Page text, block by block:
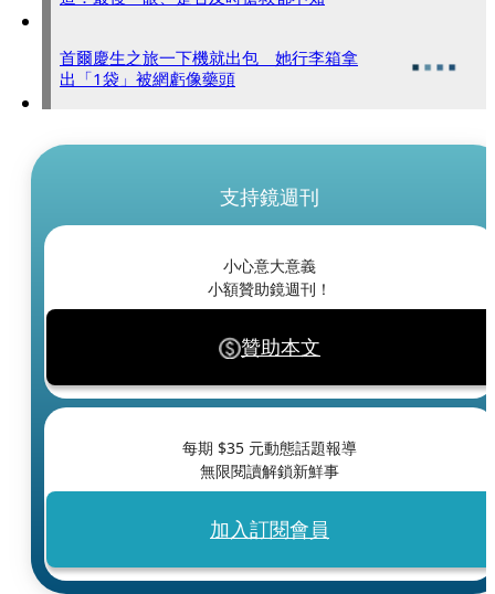
首爾慶生之旅一下機就出包 她行李箱拿
出「1袋」被網虧像藥頭
支持鏡週刊
小心意大意義
小額贊助鏡週刊！
贊助本文
每期 $35 元動態話題報導
無限閱讀解鎖新鮮事
加入訂閱會員